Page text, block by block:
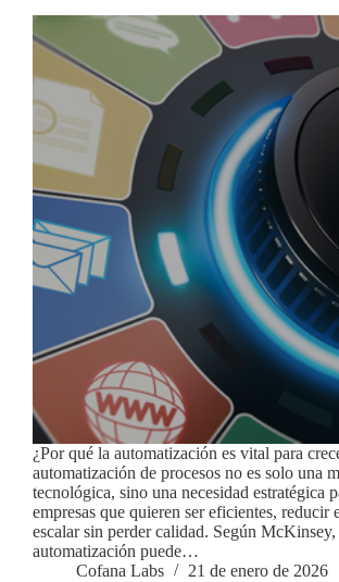
¿Por qué la automatización es vital para
automatización de procesos no es solo una
tecnológica, sino una necesidad estratégica
empresas que quieren ser eficientes, reducir
escalar sin perder calidad. Según McKinsey,
automatización puede…
Cofana Labs
21 de enero de 2026